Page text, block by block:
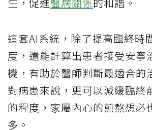
生，促進醫病關係的和諧。
這套AI系統，除了提高臨終時
度，還能計算出患者接受安寧
機，有助於醫師判斷最適合的
對病患來說，更可以減緩臨終
的程度，家屬內心的煎熬想必
多。